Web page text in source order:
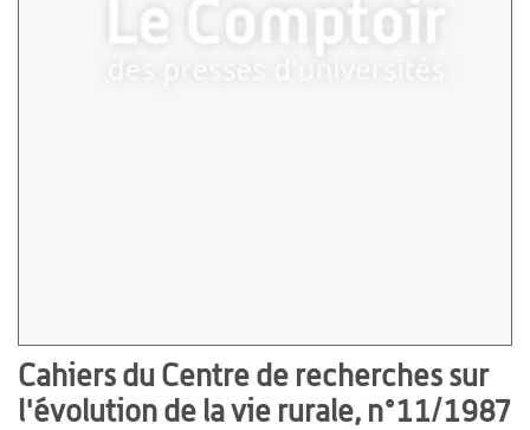
Cahiers du Centre de recherches sur
l'évolution de la vie rurale, n°11/1987